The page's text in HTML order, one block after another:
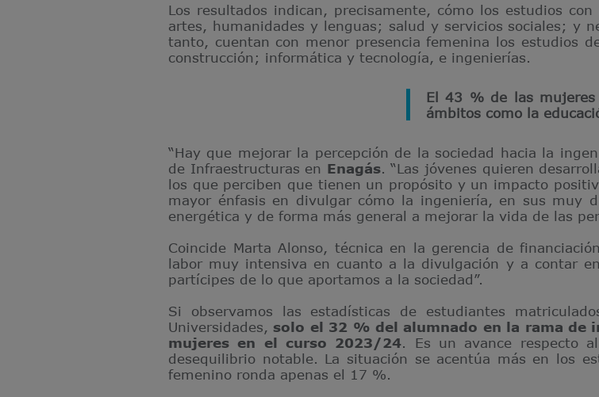
Los resultados indican, precisamente, cómo los estudios
artes, humanidades y lenguas; salud y servicios sociales; y
tanto, cuentan con menor presencia femenina los estudios
construcción; informática y tecnología, e ingenierías.
El 43 % de las mujeres
ámbitos como la
“Hay que mejorar la percepción de la sociedad hacia la
de Infraestructuras en Enagás. “Las jóvenes quieren
los que perciben que tienen un propósito y un impacto
mayor énfasis en divulgar cómo la ingeniería, en sus muy
energética y de forma más general a mejorar la vida de las
Coincide Marta Alonso, técnica en la gerencia de
labor muy intensiva en cuanto a la divulgación y a contar
partícipes de lo que aportamos a la sociedad”.
Si observamos las estadísticas de estudiantes
Universidades, solo el 32 % del alumnado en la rama de
mujeres en el curso 2023/24. Es un avance respecto
desequilibrio notable. La situación se acentúa más en los
femenino ronda apenas el 17 %.